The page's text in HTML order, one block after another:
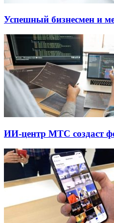
Успешный бизнесмен и
ИИ-центр МТС создаст